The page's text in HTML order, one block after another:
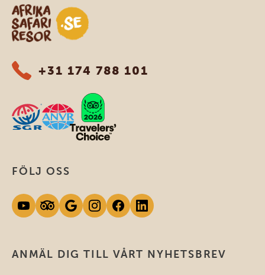
Safari-resor i Afrika
+31 174 788 101
ANMÄL DIG TILL VÅRT NYHETSBREV
FÖLJ OSS